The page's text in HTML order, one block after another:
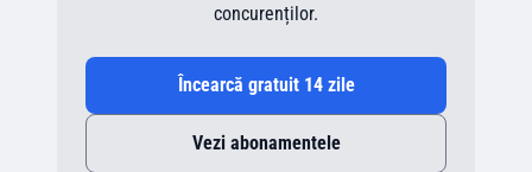
concurenților.
Încearcă gratuit 14 zile
Vezi abonamentele